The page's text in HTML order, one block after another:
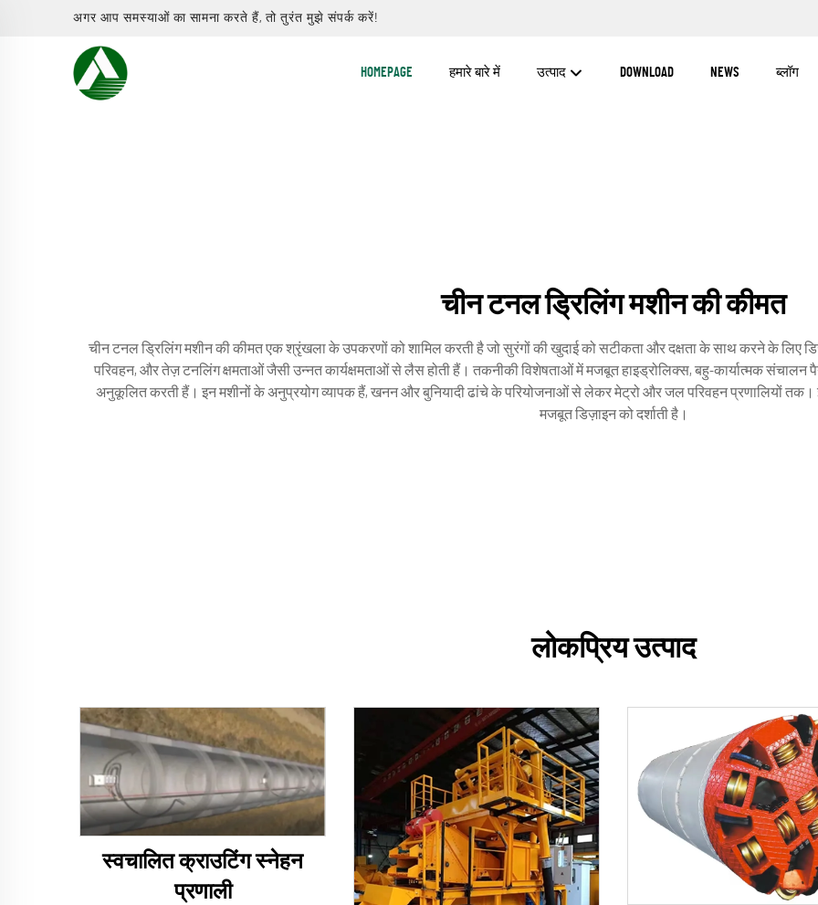
अगर आप समस्याओं का सामना करते हैं, तो तुरंत मुझे संपर्क करें!
HOMEPAGE हमारे बारे में उत्पाद DOWNLOAD NEWS ब्लॉग
चीन टनल ड्रिलिंग मशीन की कीमत
चीन टनल ड्रिलिंग मशीन की कीमत एक श्रृंखला के उपकरणों को शामिल करती है जो सुरंगों की खुदाई को सटीकता और दक्षता के साथ करने के लिए
परिवहन, और तेज़ टनलिंग क्षमताओं जैसी उन्नत कार्यक्षमताओं से लैस होती हैं। तकनीकी विशेषताओं में मजबूत हाइड्रोलिक्स, बहु-कार्यात्मक संचालन
अनुकूलित करती हैं। इन मशीनों के अनुप्रयोग व्यापक हैं, खनन और बुनियादी ढांचे के परियोजनाओं से लेकर मेट्रो और जल परिवहन प्रणालियों तक।
मजबूत डिज़ाइन को दर्शाती है।
लोकप्रिय उत्पाद
स्वचालित क्राउटिंग स्नेहन
प्रणाली